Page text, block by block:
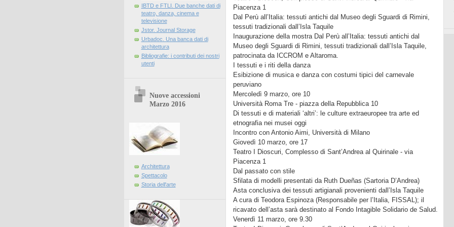
IBTD e FTLI. Due banche dati di
teatro, danza, cinema e
televisione
Jstor. Journal Storage
Urbadoc. Una banca dati di
architettura
Bibliografie: i contributi dei nostri
utenti
Nuove accessioni
Marzo 2016
Architettura
Spettacolo
Storia dell'arte
Piacenza 1
Dal Perù all’Italia: tessuti antichi dal Museo degli Sguardi di Rimini,
tessuti tradizionali dall’Isla Taquile
Inaugurazione della mostra Dal Perù all’Italia: tessuti antichi dal
Museo degli Sguardi di Rimini, tessuti tradizionali dall’Isla Taquile,
patrocinata da ICCROM e Altaroma.
I tessuti e i riti della danza
Esibizione di musica e danza con costumi tipici del carnevale
peruviano
Mercoledì 9 marzo, ore 10
Università Roma Tre - piazza della Repubblica 10
Di tessuti e di materiali ‘altri’: le culture extraeuropee tra arte ed
etnografia nei musei oggi
Incontro con Antonio Aimi, Università di Milano
Giovedì 10 marzo, ore 17
Teatro I Dioscuri, Complesso di Sant’Andrea al Quirinale - via
Piacenza 1
Dal passato con stile
Sfilata di modelli presentati da Ruth Dueñas (Sartoria D’Andrea)
Asta conclusiva dei tessuti artigianali provenienti dall’Isla Taquile
A cura di Teodora Espinoza (Responsabile per l’Italia, FISSAL); il
ricavato dell’asta sarà destinato al Fondo Intagible Solidario de Salud.
Venerdì 11 marzo, ore 9.30